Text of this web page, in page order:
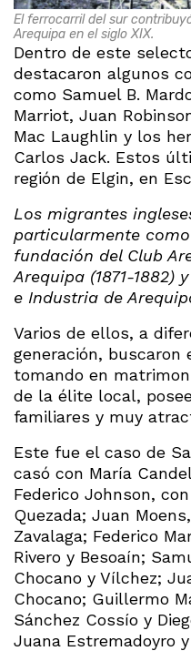
El ferrocarril del sur
Arequipa en el siglo XIX.
Dentro de este
destacaron algunos
como Samuel B.
Marriot, Juan
Mac Laughlin y los
Carlos Jack. Estos
región de Elgin, en
Los migrantes
particularmente
fundación del Club
Arequipa (1871-1882)
e Industria de
Varios de ellos, a
generación, buscaron
tomando en
de la élite local,
familiares y muy
Este fue el caso de
casó con María
Federico Johnson,
Quezada; Juan
Zavalaga; Federico
Rivero y Besoaín;
Chocano y Vílchez;
Chocano; Guillermo
Sánchez Cossío y
Juana Estremadoyro y